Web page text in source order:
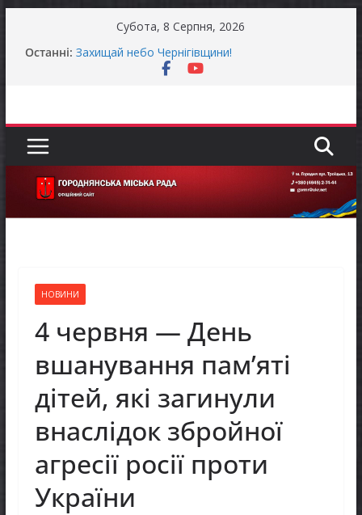
Субота, 8 Серпня, 2026
Останні: Захищай небо Чернігівщини!
Батьки майбутніх першокласників уже можуть
Як отримати компенсацію за товари, придбані
Уповноважений Верховної Ради України з
прав людини проводить опитування щодо
реалізації права осіб з інвалідністю на працю
НОВИНИ
4 червня — День
вшанування пам’яті
дітей, які загинули
внаслідок збройної
агресії росії проти
України